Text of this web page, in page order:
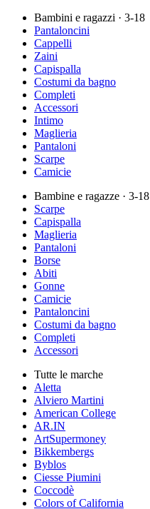
Bambini e ragazzi · 3-18
Pantaloncini
Cappelli
Zaini
Capispalla
Costumi da bagno
Completi
Accessori
Intimo
Maglieria
Pantaloni
Scarpe
Camicie
Bambine e ragazze · 3-18
Scarpe
Capispalla
Maglieria
Pantaloni
Borse
Abiti
Gonne
Camicie
Pantaloncini
Costumi da bagno
Completi
Accessori
Tutte le marche
Aletta
Alviero Martini
American College
AR.IN
ArtSupermoney
Bikkembergs
Byblos
Ciesse Piumini
Coccodè
Colors of California